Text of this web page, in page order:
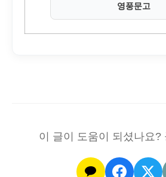
영풍문고
이 글이 도움이 되셨나요?